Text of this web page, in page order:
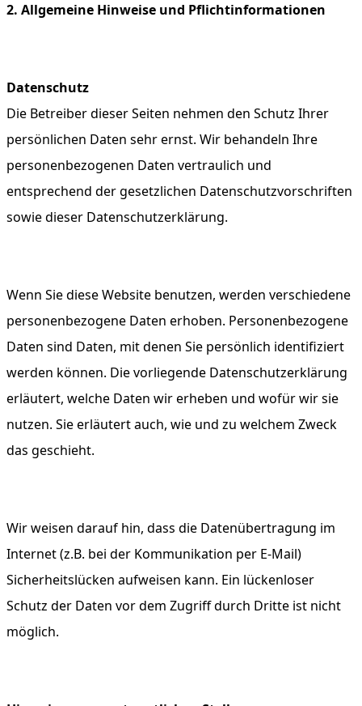
2. Allgemeine Hinweise und Pflichtinformationen
Datenschutz
Die Betreiber dieser Seiten nehmen den Schutz Ihrer
persönlichen Daten sehr ernst. Wir behandeln Ihre
personenbezogenen Daten vertraulich und
entsprechend der gesetzlichen Datenschutzvorschriften
sowie dieser Datenschutzerklärung.
Wenn Sie diese Website benutzen, werden verschiedene
personenbezogene Daten erhoben. Personenbezogene
Daten sind Daten, mit denen Sie persönlich identifiziert
werden können. Die vorliegende Datenschutzerklärung
erläutert, welche Daten wir erheben und wofür wir sie
nutzen. Sie erläutert auch, wie und zu welchem Zweck
das geschieht.
Wir weisen darauf hin, dass die Datenübertragung im
Internet (z.B. bei der Kommunikation per E-Mail)
Sicherheitslücken aufweisen kann. Ein lückenloser
Schutz der Daten vor dem Zugriff durch Dritte ist nicht
möglich.